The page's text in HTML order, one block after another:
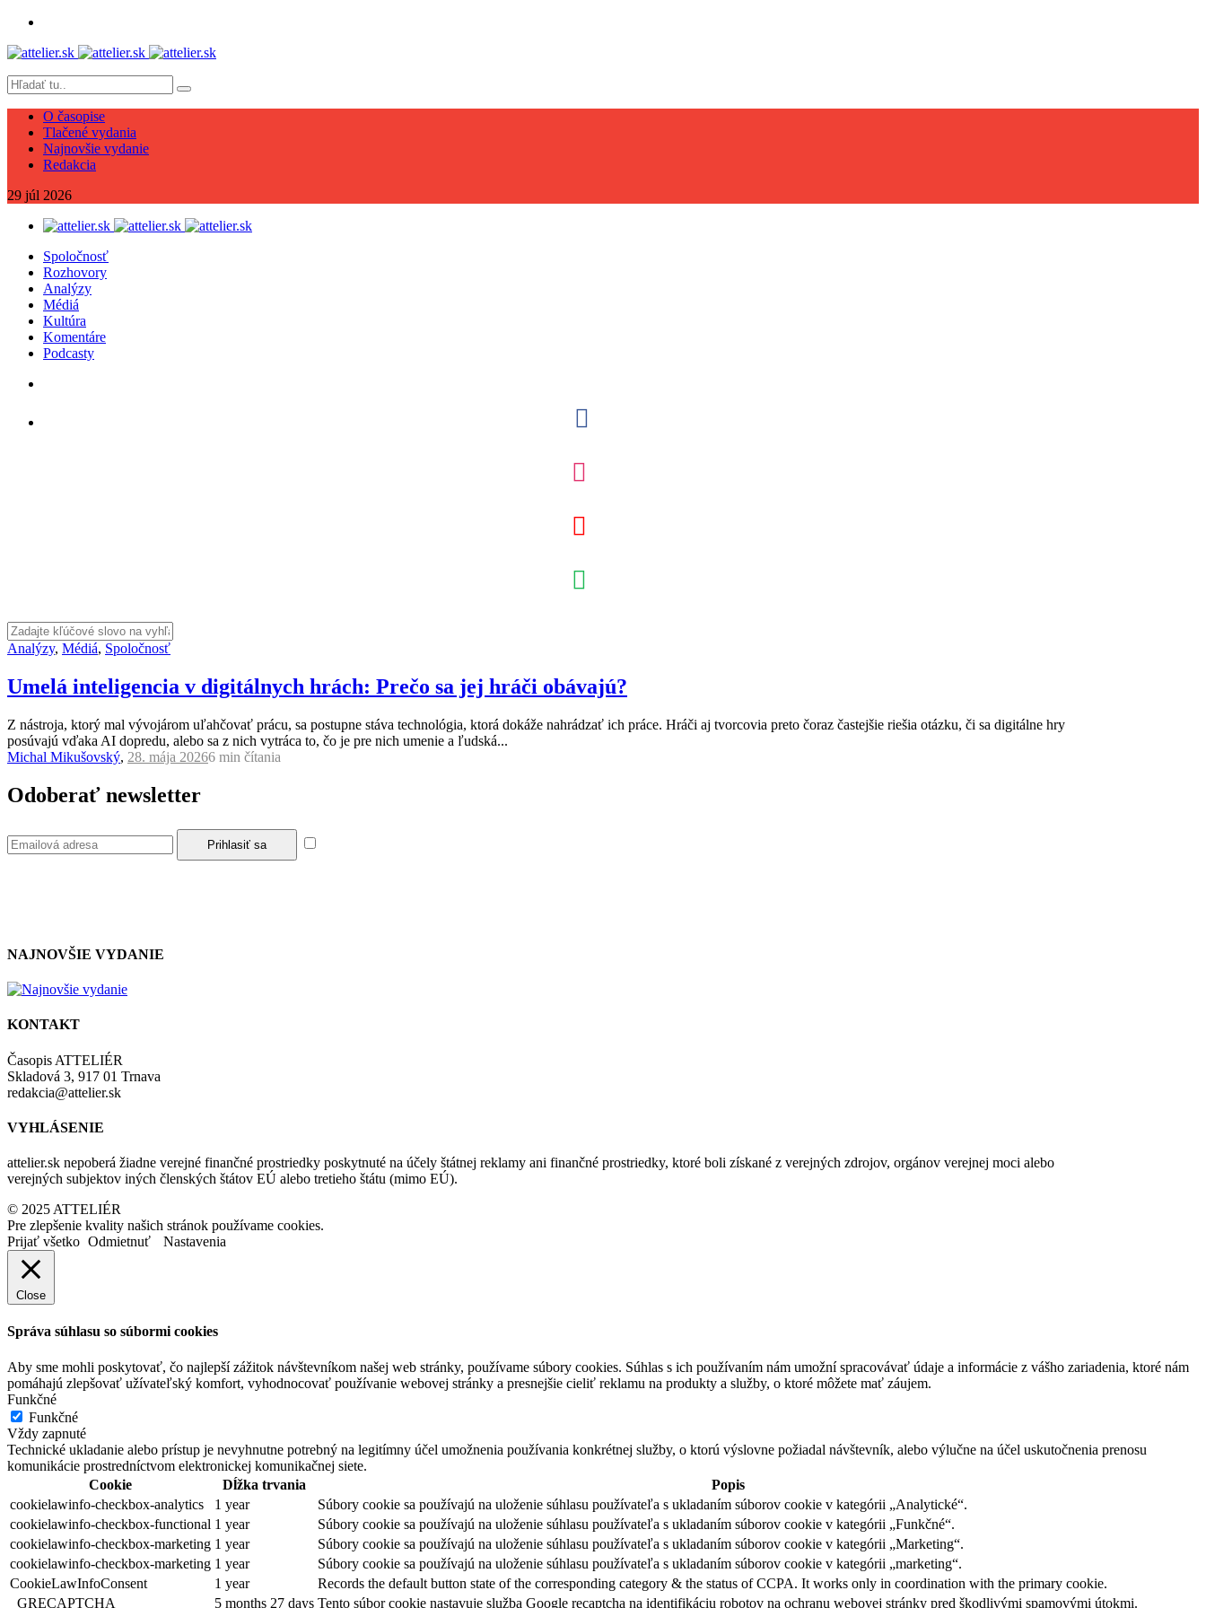
O časopise
Tlačené vydania
Najnovšie vydanie
Redakcia
29 júl 2026
Spoločnosť
Rozhovory
Analýzy
Médiá
Kultúra
Komentáre
Podcasty
Analýzy, Médiá, Spoločnosť
Umelá inteligencia v digitálnych hrách: Prečo sa jej hráči obávajú?
Z nástroja, ktorý mal vývojárom uľahčovať prácu, sa postupne stáva technológia, ktorá dokáže nahrádzať ich práce. Hráči aj tvorcovia preto čoraz častejšie riešia otázku, či sa digitálne hry
posúvajú vďaka AI dopredu, alebo sa z nich vytráca to, čo je pre nich umenie a ľudská...
Michal Mikušovský, 28. mája 20266 min čítania
Odoberať newsletter
NAJNOVŠIE VYDANIE
KONTAKT
Časopis ATTELIÉR
Skladová 3, 917 01 Trnava
redakcia@attelier.sk
VYHLÁSENIE
attelier.sk nepoberá žiadne verejné finančné prostriedky poskytnuté na účely štátnej reklamy ani finančné prostriedky, ktoré boli získané z verejných zdrojov, orgánov verejnej moci alebo
verejných subjektov iných členských štátov EÚ alebo tretieho štátu (mimo EÚ).
© 2025 ATTELIÉR
Pre zlepšenie kvality našich stránok používame cookies.
Prijať všetko Odmietnuť Nastavenia
Close
Správa súhlasu so súbormi cookies
Aby sme mohli poskytovať, čo najlepší zážitok návštevníkom našej web stránky, používame súbory cookies. Súhlas s ich používaním nám umožní spracovávať údaje a informácie z vášho zariadenia, ktoré nám
pomáhajú zlepšovať užívateľský komfort, vyhodnocovať používanie webovej stránky a presnejšie cieliť reklamu na produkty a služby, o ktoré môžete mať záujem.
Funkčné
Funkčné
Vždy zapnuté
Technické ukladanie alebo prístup je nevyhnutne potrebný na legitímny účel umožnenia používania konkrétnej služby, o ktorú výslovne požiadal návštevník, alebo výlučne na účel uskutočnenia prenosu
komunikácie prostredníctvom elektronickej komunikačnej siete.
Cookie
Dĺžka trvania
Popis
cookielawinfo-checkbox-analytics
1 year
Súbory cookie sa používajú na uloženie súhlasu používateľa s ukladaním súborov cookie v kategórii „Analytické“.
cookielawinfo-checkbox-functional 1 year
Súbory cookie sa používajú na uloženie súhlasu používateľa s ukladaním súborov cookie v kategórii „Funkčné“.
cookielawinfo-checkbox-marketing 1 year
Súbory cookie sa používajú na uloženie súhlasu používateľa s ukladaním súborov cookie v kategórii „Marketing“.
cookielawinfo-checkbox-marketing 1 year
Súbory cookie sa používajú na uloženie súhlasu používateľa s ukladaním súborov cookie v kategórii „marketing“.
CookieLawInfoConsent
1 year
Records the default button state of the corresponding category & the status of CCPA. It works only in coordination with the primary cookie.
_GRECAPTCHA
5 months 27 days Tento súbor cookie nastavuje služba Google recaptcha na identifikáciu robotov na ochranu webovej stránky pred škodlivými spamovými útokmi.